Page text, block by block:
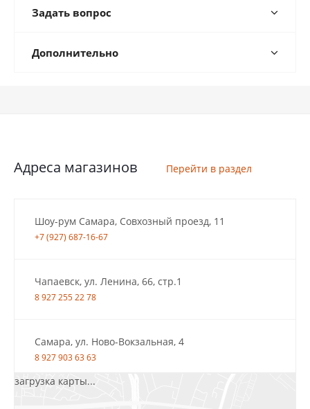
Задать вопрос
Дополнительно
Адреса магазинов Перейти в раздел
Шоу-рум Самара, Совхозный проезд, 11
+7 (927) 687-16-67
Чапаевск, ул. Ленина, 66, стр.1
8 927 255 22 78
Самара, ул. Ново-Вокзальная, 4
8 927 903 63 63
загрузка карты...